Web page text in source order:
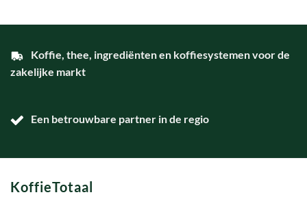
Koffie, thee, ingrediënten en koffiesystemen voor de
zakelijke markt
Een betrouwbare partner in de regio
KoffieTotaal